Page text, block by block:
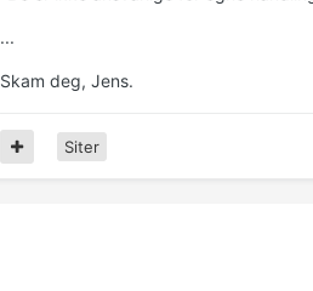
...
Skam deg, Jens.
Siter